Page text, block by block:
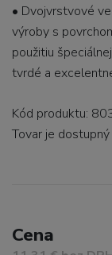
• Dvojvrstvové
výroby s
použitiu
tvrdé a
Kód produktu:
Tovar je dostupný
Cena